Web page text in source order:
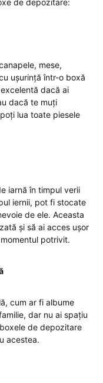
de depozitare:
mese,
ușurință într-o boxă
dacă ai
dacă te muți
lua toate piesele
iarnă în timpul verii
iernii, pot fi stocate
de ele. Aceasta
și să ai acces ușor
potrivit.
cum ar fi albume
dar nu ai spațiu
de depozitare
acestea.